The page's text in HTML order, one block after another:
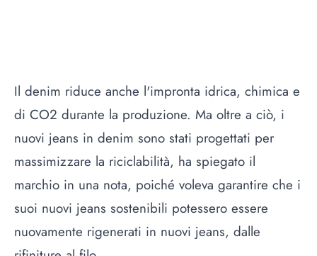
Il denim riduce anche l'impronta idrica, chimica e
di CO2 durante la produzione. Ma oltre a ciò, i
nuovi jeans in denim sono stati progettati per
massimizzare la riciclabilità, ha spiegato il
marchio in una nota, poiché voleva garantire che i
suoi nuovi jeans sostenibili potessero essere
nuovamente rigenerati in nuovi jeans, dalle